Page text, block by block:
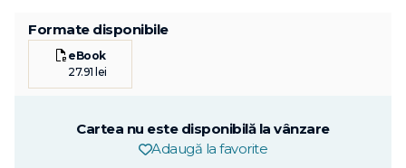
Formate disponibile
eBook
27.91 lei
Cartea nu este disponibilă la vânzare
Adaugă la favorite